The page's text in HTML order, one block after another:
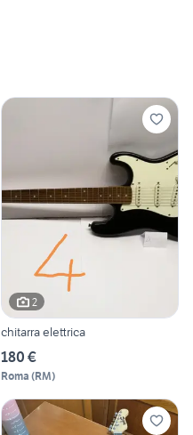
2
chitarra elettrica
180 €
Roma (RM)